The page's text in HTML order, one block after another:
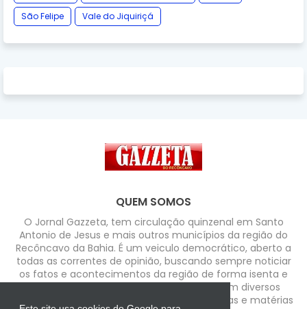
São Felipe
Vale do Jiquiriçá
QUEM SOMOS
O Jornal Gazzeta, tem circulação quinzenal em Santo
Antonio de Jesus e mais outros municípios da região do
Recôncavo da Bahia. É um veiculo democrático, aberto a
todas as correntes de opinião, buscando sempre noticiar
os fatos e acontecimentos da região de forma isenta e
com credibilidade. Possui colaboradores em diversos
segmentos que enfocam assuntos, temáticas e matérias